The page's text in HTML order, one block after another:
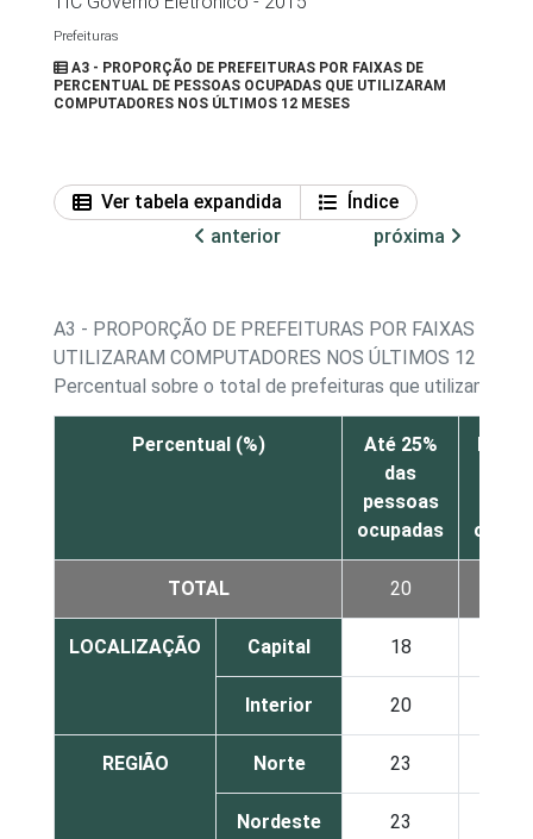
Prefeituras
A3 - PROPORÇÃO DE PREFEITURAS POR FAIXAS DE
PERCENTUAL DE PESSOAS OCUPADAS QUE UTILIZARAM
COMPUTADORES NOS ÚLTIMOS 12 MESES
Ver tabela expandida
Índice
anterior
próxima
A3 - PROPORÇÃO DE PREFEITURAS POR FAIXAS DE
UTILIZARAM COMPUTADORES NOS ÚLTIMOS 12
Percentual sobre o total de prefeituras que utilizam
Percentual (%)
Até 25%
das
pessoas
ocupadas
De
TOTAL 20
LOCALIZAÇÃO Capital 18
Interior 20
REGIÃO Norte 23
Nordeste 23